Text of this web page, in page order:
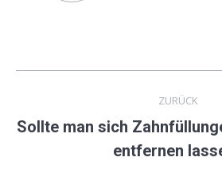
ZURÜCK
Beitrag:
Sollte man sich
entfernen